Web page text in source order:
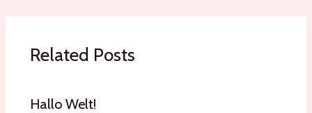
Related Posts
Hallo Welt!